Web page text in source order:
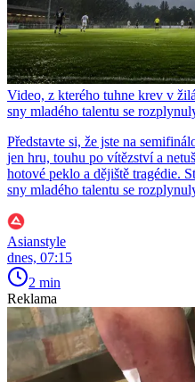
Video, z kterého tuhne krev v
sny mladého talentu se
Představte si, že jste na
jen hru, touhu po vítězství a
hotové peklo a dějiště tragédie.
sny mladého talentu se
Asianstyle
dnes, 07:15
2 min
Reklama